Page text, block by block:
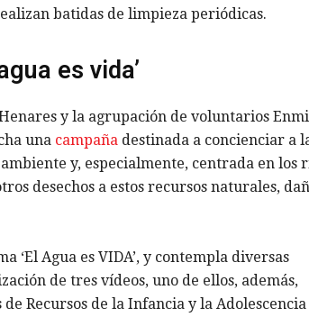
batidas de limpieza periódicas.
es vida’
y la agrupación de voluntarios
una campaña destinada a concienciar a
y, especialmente, centrada en los
desechos a estos recursos naturales,
‘El Agua es VIDA’, y contempla diversas
de tres vídeos, uno de ellos, además,
Recursos de la Infancia y la Adolescencia